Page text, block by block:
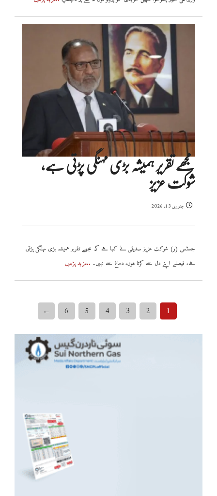
مجھے تقریر ہمیشہ بڑی مہنگی پڑتی ہے،
شوکت عزیز
جنوری 13, 2026
جسٹس (ر) شوکت عزیز صدیقی نے کہا ہے کہ مجھے تقریر ہمیشہ بڑی مہنگی پڑتی
ہے، فیصلے اپنے دل سے کرتا ہوں، دماغ سے نہیں۔ ..مزید پڑھیں
1
2
3
4
5
6
←